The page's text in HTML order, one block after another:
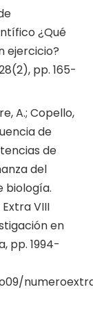
¿Qué
ejercicio?
pp. 165-
A.; Copello,
de
de
del
biología.
VIII
en
pp. 1994-